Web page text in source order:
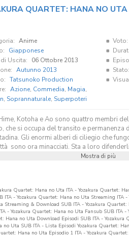
QUARTET: HANA NO UTA
Anime
Giapponese
Uscita:
06 Ottobre 2013
Autunno 2013
Tatsunoko Production
Azione, Commedia, Magia,
, Soprannaturale, Superpoteri
Voto:
Stato:
Kotoha e Ao sono quattro membri
che si occupa del transito e permanenza
Gli enormi alberi di ciliegio che
sono ora minacciati. Sta a loro
Mostra di più
Quartet: Hana no Uta ITA - Yozakura Quartet:
ITA - Yozakura Quartet: Hana no Uta Streaming ITA
Streaming & Download SUB ITA - Yozakura
- Yozakura Quartet: Hana no Uta Fansub SUB ITA
Hana no Uta Download Episodi SUB ITA -
Uta SUB ITA - Lista Episodi Yozakura Quartet:
Hana no Uta Episodio 1 ITA - Yozakura